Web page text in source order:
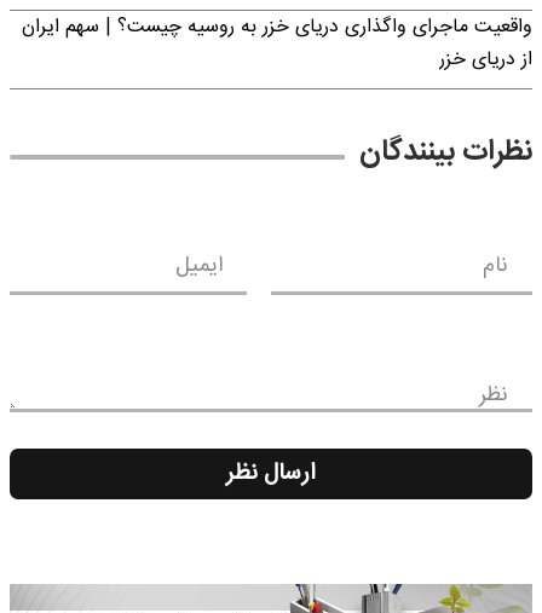
واقعیت ماجرای واگذاری دریای خزر به روسیه چیست؟ | سهم ایران
از دریای خزر
نظرات بینندگان
نام ایمیل
نظر
ارسال نظر